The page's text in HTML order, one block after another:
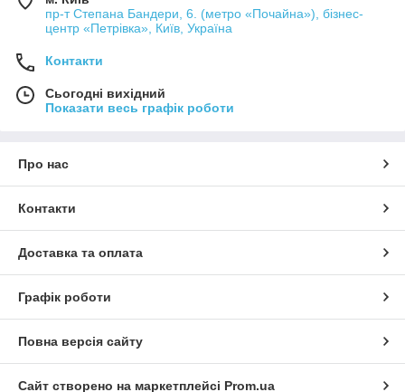
пр-т Степана Бандери, 6. (метро «Почайна»), бізнес-
центр «Петрівка», Київ, Україна
Контакти
Сьогодні вихідний
Показати весь графік роботи
Про нас
Контакти
Доставка та оплата
Графік роботи
Повна версія сайту
Сайт створено на маркетплейсі Prom.ua